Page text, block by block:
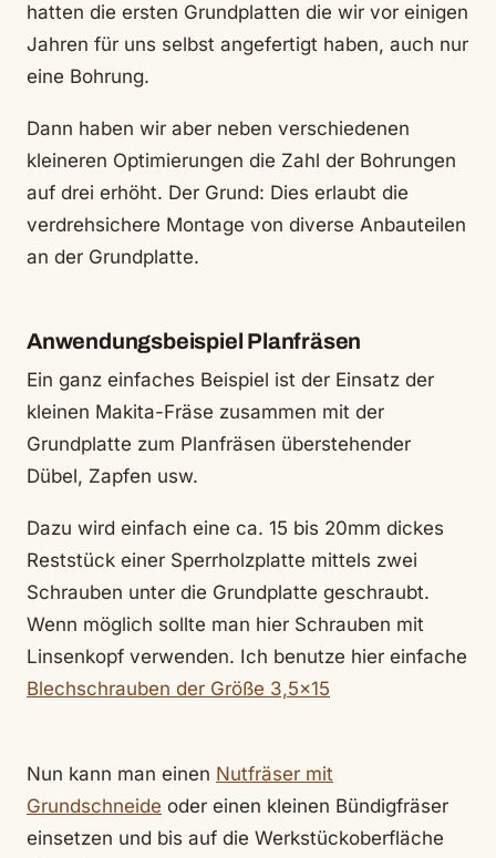
hatten die ersten Grundplatten die wir vor einigen
Jahren für uns selbst angefertigt haben, auch nur
eine Bohrung.
Dann haben wir aber neben verschiedenen
kleineren Optimierungen die Zahl der Bohrungen
auf drei erhöht. Der Grund: Dies erlaubt die
verdrehsichere Montage von diverse Anbauteilen
an der Grundplatte.
Anwendungsbeispiel Planfräsen
Ein ganz einfaches Beispiel ist der Einsatz der
kleinen Makita-Fräse zusammen mit der
Grundplatte zum Planfräsen überstehender
Dübel, Zapfen usw.
Dazu wird einfach eine ca. 15 bis 20mm dickes
Reststück einer Sperrholzplatte mittels zwei
Schrauben unter die Grundplatte geschraubt.
Wenn möglich sollte man hier Schrauben mit
Linsenkopf verwenden. Ich benutze hier einfache
Blechschrauben der Größe 3,5×15
Nun kann man einen Nutfräser mit
Grundschneide oder einen kleinen Bündigfräser
einsetzen und bis auf die Werkstückoberfläche